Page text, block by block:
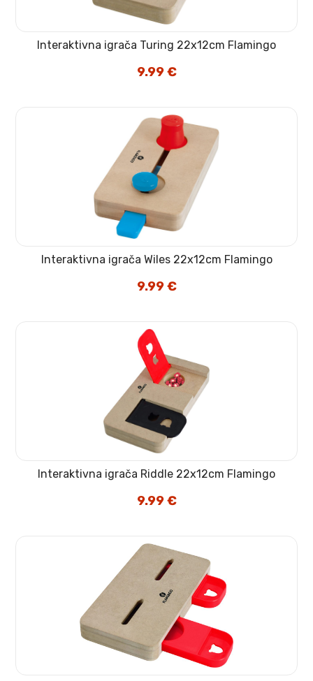
Interaktivna igrača Turing 22x12cm Flamingo
9.99€
Interaktivna igrača Wiles 22x12cm Flamingo
9.99€
Interaktivna igrača Riddle 22x12cm Flamingo
9.99€